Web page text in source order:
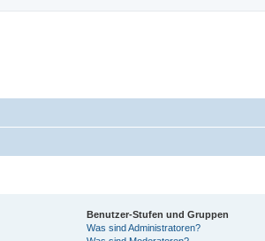
Benutzer-Stufen und Gruppen
Was sind Administratoren?